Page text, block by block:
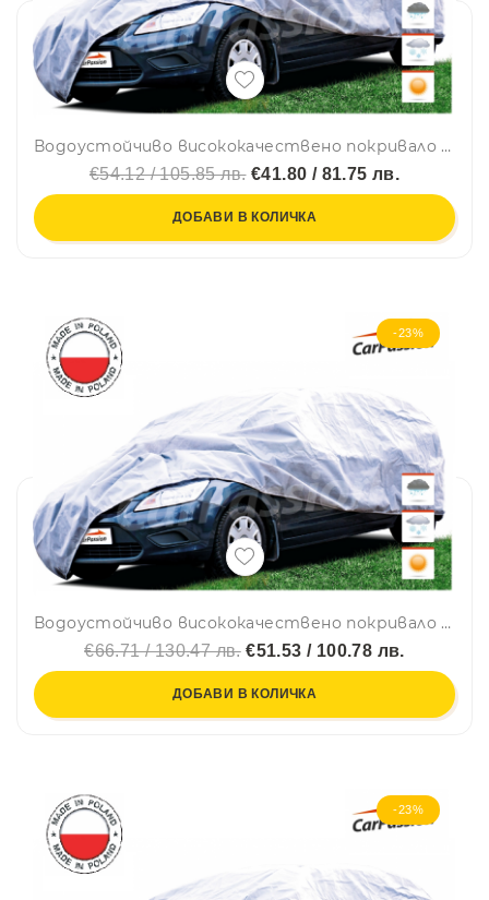
Водоустойчиво висококачествено покривало Perfect за автомобил размер M М сив CarPassion
€54.12 / 105.85 лв.€41.80 / 81.75 лв.
ДОБАВИ В КОЛИЧКА
-23%
Водоустойчиво висококачествено покривало Perfectза SUV Ван размер XL ХЛ 415cm сив CarPassion
€66.71 / 130.47 лв.€51.53 / 100.78 лв.
ДОБАВИ В КОЛИЧКА
-23%